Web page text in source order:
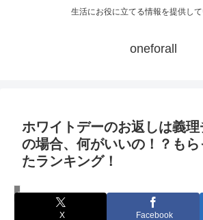
生活にお役に立てる情報を提供し
oneforall
ホワイトデーのお返しは義
の場合、何がいいの！？も
たランキング！
ホワイトデー
X Facebook